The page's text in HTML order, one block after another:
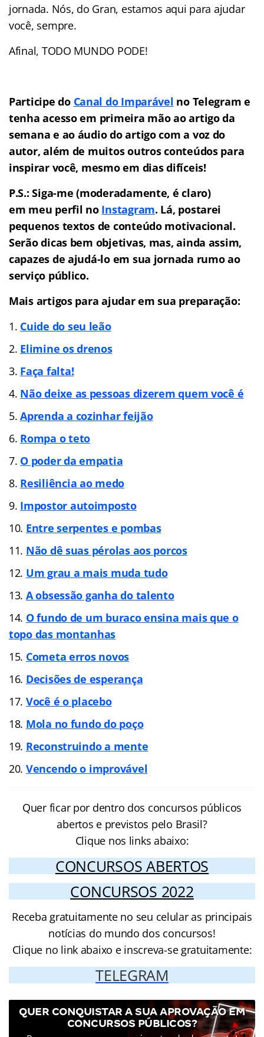
jornada. Nós, do Gran, estamos aqui para ajudar
você, sempre.
Afinal, TODO MUNDO PODE!
Participe do Canal do Imparável no Telegram e
tenha acesso em primeira mão ao artigo da
semana e ao áudio do artigo com a voz do
autor, além de muitos outros conteúdos para
inspirar você, mesmo em dias difíceis!
P.S.: Siga-me (moderadamente, é claro)
em meu perfil no Instagram. Lá, postarei
pequenos textos de conteúdo motivacional.
Serão dicas bem objetivas, mas, ainda assim,
capazes de ajudá-lo em sua jornada rumo ao
serviço público.
Mais artigos para ajudar em sua preparação:
Cuide do seu leão
Elimine os drenos
Faça falta!
Não deixe as pessoas dizerem quem você é
Aprenda a cozinhar feijão
Rompa o teto
O poder da empatia
Resiliência ao medo
Impostor autoimposto
Entre serpentes e pombas
Não dê suas pérolas aos porcos
Um grau a mais muda tudo
A obsessão ganha do talento
O fundo de um buraco ensina mais que o
topo das montanhas
Cometa erros novos
Decisões de esperança
Você é o placebo
Mola no fundo do poço
Reconstruindo a mente
Vencendo o improvável
Quer ficar por dentro dos concursos públicos
abertos e previstos pelo Brasil?
Clique nos links abaixo:
CONCURSOS ABERTOS
CONCURSOS 2022
Receba gratuitamente no seu celular as principais
notícias do mundo dos concursos!
Clique no link abaixo e inscreva-se gratuitamente:
TELEGRAM
QUER CONQUISTAR A SUA APROVAÇÃO EM
CONCURSOS PÚBLICOS?